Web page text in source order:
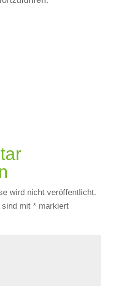
wird nicht veröffentlicht.
sind mit *markiert